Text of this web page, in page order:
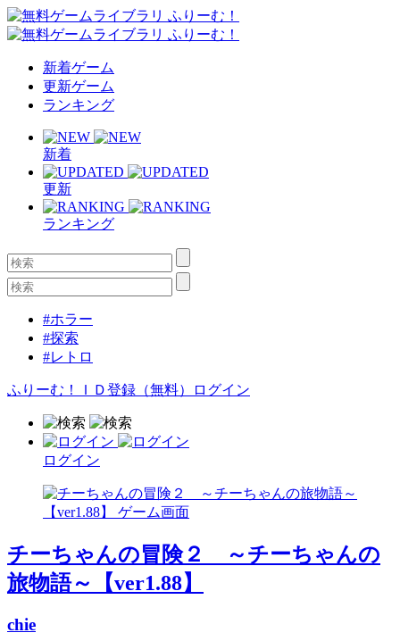
新着ゲーム
更新ゲーム
ランキング
新着
更新
ランキング
#ホラー
#探索
#レトロ
ふりーむ！ＩＤ登録（無料） ログイン
ログイン
チーちゃんの冒険２ ～チーちゃんの
旅物語～【ver1.88】
chie